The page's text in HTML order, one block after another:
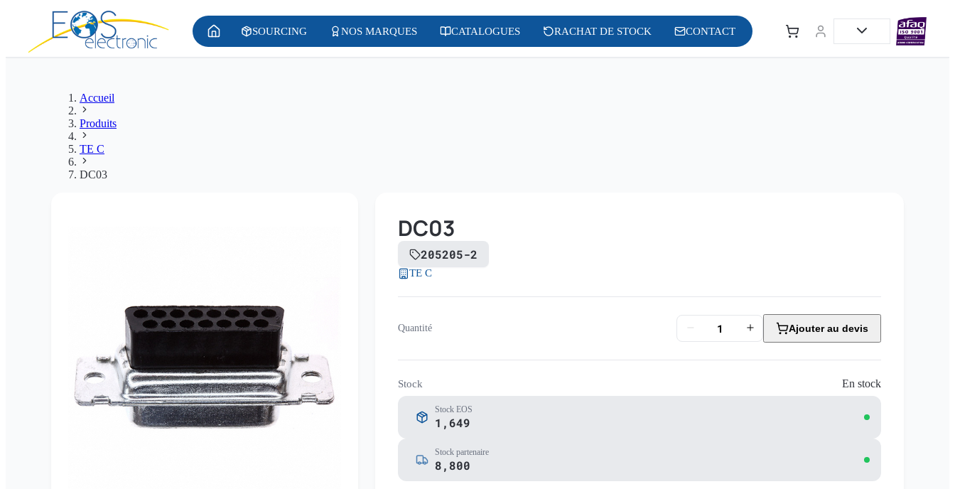
SOURCING NOS MARQUES CATALOGUES RACHAT DE STOCK CONTACT
Accueil
Produits
TE C
DC03
DC03
205205-2
TE C
Quantité Ajouter au devis
Stock En stock
Stock EOS
1,649
Stock partenaire
8,800